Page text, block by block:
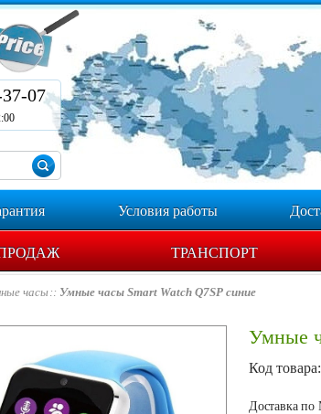
07
Условия работы
ТРАНСПОРТ
часы Умные часы Smart Watch Q7SP синие
Умные
Код товара:
Доставка по